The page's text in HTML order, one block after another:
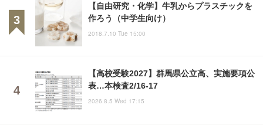
【自由研究・化学】牛乳からプラスチックを
作ろう（中学生向け）
2018.7.10 Tue 15:00
【高校受験2027】群馬県公立高、実施要項公
表…本検査2/16-17
2026.8.5 Wed 17:15